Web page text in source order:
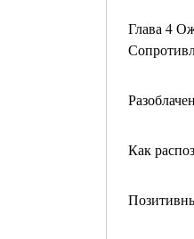
Глава 4
Как